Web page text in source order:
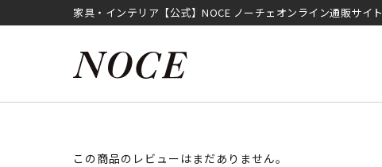
家具・インテリア【公式】NOCE ノーチェオンライン通販サイト
この商品のレビューはまだありません。